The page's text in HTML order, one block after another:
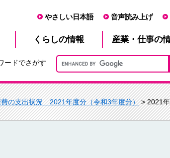
やさしい日本語 音声読み上げ
くらしの情報 産業・仕事の
ードでさがす
費の支出状況 2021年度分（令和3年度分）> 2021